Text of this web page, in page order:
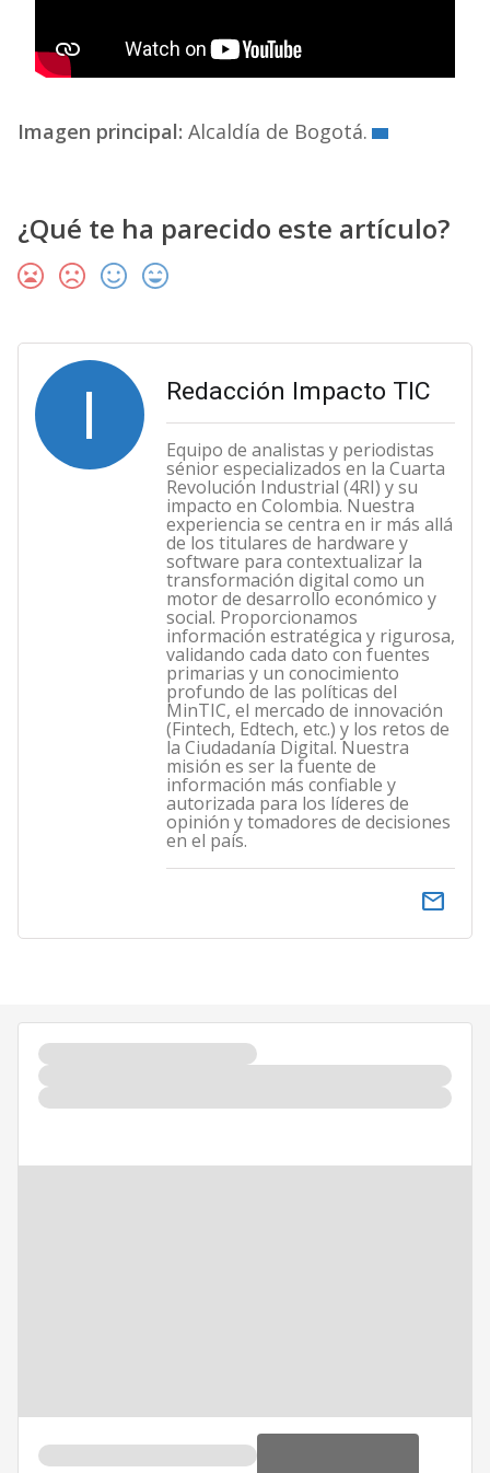
Imagen principal: Alcaldía de Bogotá.
¿Qué te ha parecido este artículo?
I Redacción Impacto TIC
Equipo de analistas y periodistas
sénior especializados en la Cuarta
Revolución Industrial (4RI) y su
impacto en Colombia. Nuestra
experiencia se centra en ir más allá
de los titulares de hardware y
software para contextualizar la
transformación digital como un
motor de desarrollo económico y
social. Proporcionamos
información estratégica y rigurosa,
validando cada dato con fuentes
primarias y un conocimiento
profundo de las políticas del
MinTIC, el mercado de innovación
(Fintech, Edtech, etc.) y los retos de
la Ciudadanía Digital. Nuestra
misión es ser la fuente de
información más confiable y
autorizada para los líderes de
opinión y tomadores de decisiones
en el país.
email